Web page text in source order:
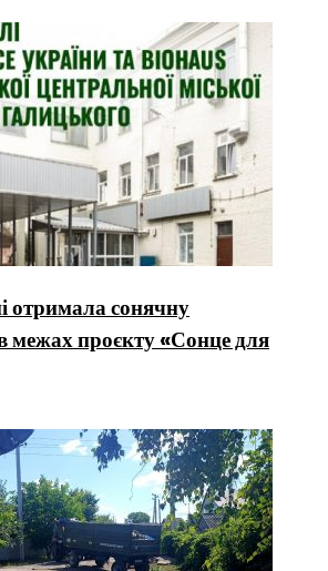
отримала сонячну
межах проєкту «Сонце для